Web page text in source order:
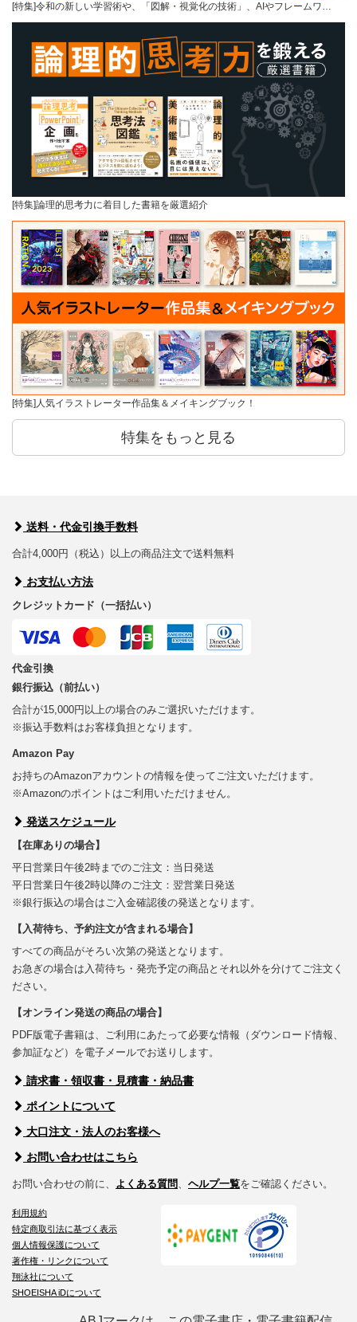
[特集]令和の新しい学習術や、「図解・視覚化の技術」、AIやフレームワ…
[特集]論理的思考力に着目した書籍を厳選紹介
[特集]人気イラストレーター作品集＆メイキングブック！
特集をもっと見る
送料・代金引換手数料
合計4,000円（税込）以上の商品注文で送料無料
お支払い方法
クレジットカード（一括払い）
代金引換
銀行振込（前払い）
合計が15,000円以上の場合のみご選択いただけます。
※振込手数料はお客様負担となります。
Amazon Pay
お持ちのAmazonアカウントの情報を使ってご注文いただけます。
※Amazonのポイントはご利用いただけません。
発送スケジュール
【在庫ありの場合】
平日営業日午後2時までのご注文：当日発送
平日営業日午後2時以降のご注文：翌営業日発送
※銀行振込の場合はご入金確認後の発送となります。
【入荷待ち、予約注文が含まれる場合】
すべての商品がそろい次第の発送となります。
お急ぎの場合は入荷待ち・発売予定の商品とそれ以外を分けてご注文く
ださい。
【オンライン発送の商品の場合】
PDF版電子書籍は、ご利用にあたって必要な情報（ダウンロード情報、
参加証など）を電子メールでお送りします。
請求書・領収書・見積書・納品書
ポイントについて
大口注文・法人のお客様へ
お問い合わせはこちら
お問い合わせの前に、 よくある質問、 ヘルプ一覧をご確認ください。
利用規約
特定商取引法に基づく表示
個人情報保護について
著作権・リンクについて
翔泳社について
SHOEISHA iDについて